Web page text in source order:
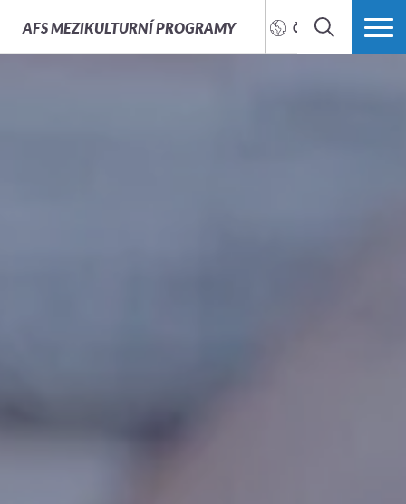
AFSMEZIKULTURNÍ PROGRAMY ČEŠTINA
HLEDAT VÍCE